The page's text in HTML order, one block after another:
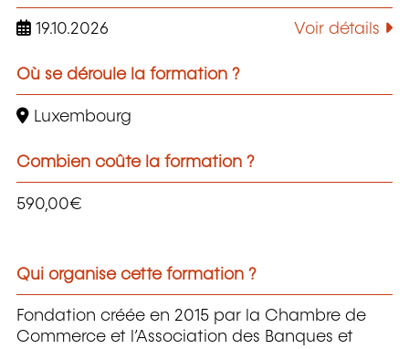
19.10.2026 Voir détails
Où se déroule la formation ?
Luxembourg
Combien coûte la formation ?
590,00€
Qui organise cette formation ?
Fondation créée en 2015 par la Chambre de
Commerce et l’Association des Banques et